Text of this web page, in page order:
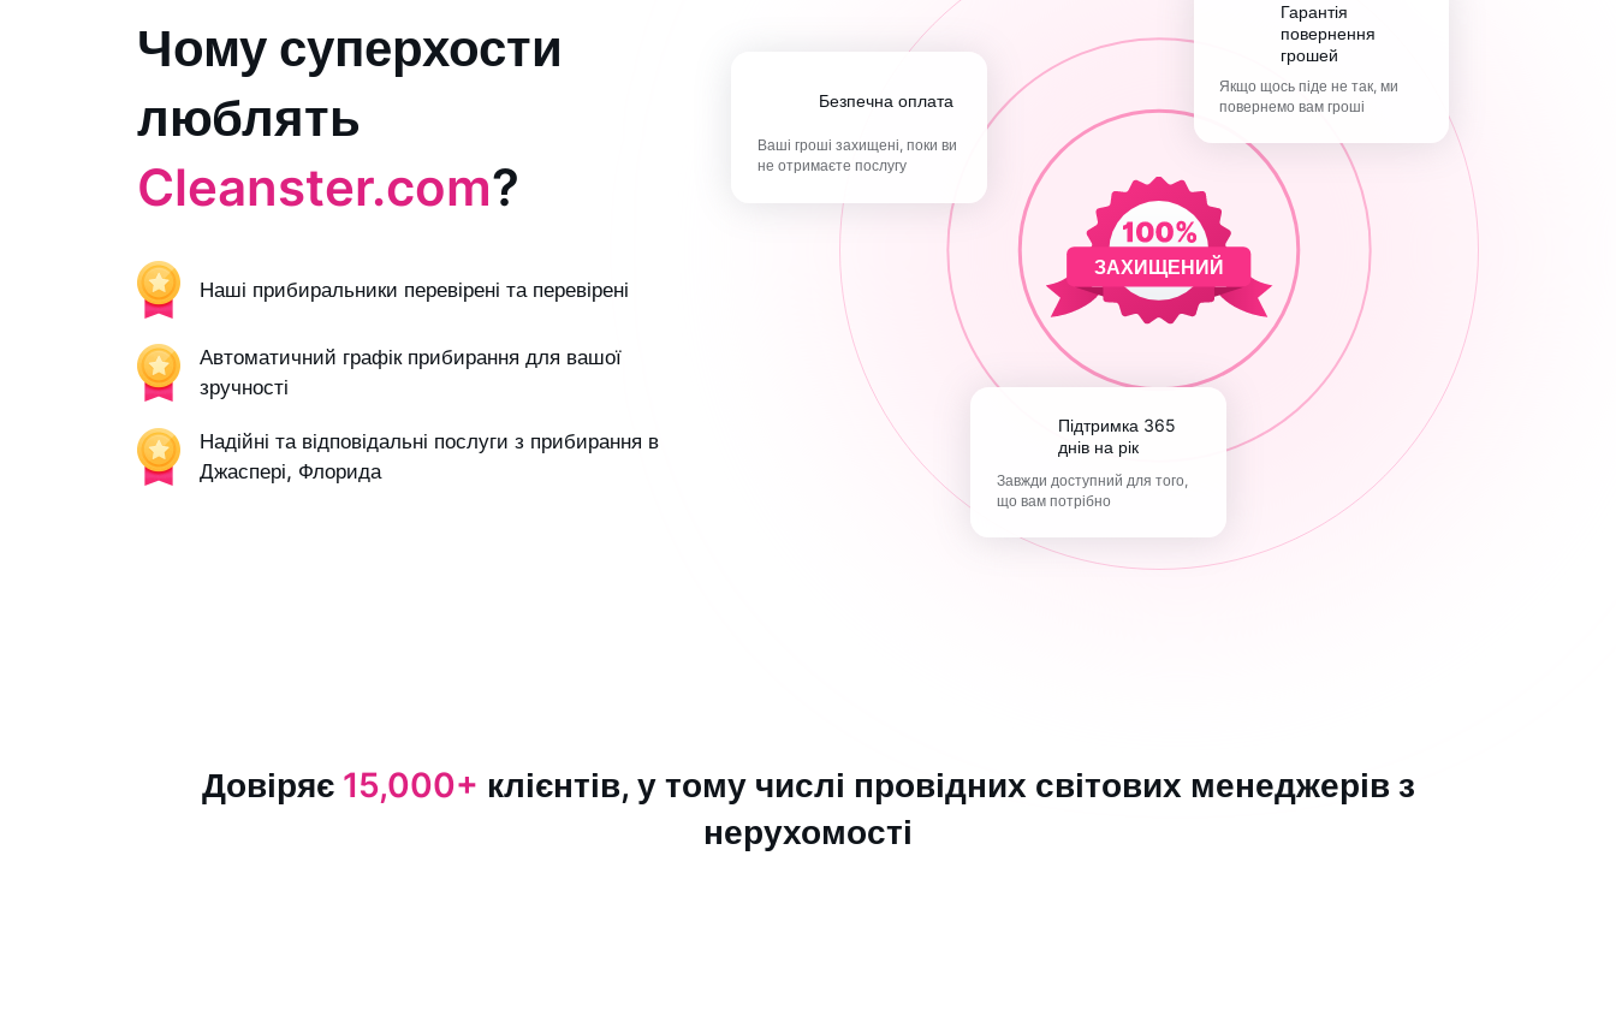
Чому суперхости
люблять
Cleanster.com?
Наші прибиральники перевірені та перевірені
Автоматичний графік прибирання для вашої
зручності
Надійні та відповідальні послуги з прибирання в
Джаспері, Флорида
ЗАХИЩЕНИЙ
Безпечна оплата
Ваші гроші захищені, поки ви
не отримаєте послугу
Гарантія
повернення
грошей
Якщо щось піде не так, ми
повернемо вам гроші
Підтримка 365
днів на рік
Завжди доступний для того,
що вам потрібно
Довіряє 15,000+ клієнтів, у тому числі провідних світових менеджерів з
нерухомості